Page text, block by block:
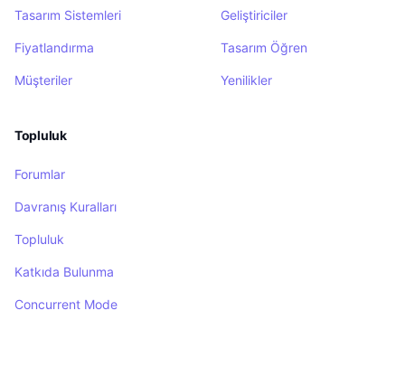
Tasarım Sistemleri
Fiyatlandırma
Müşteriler
Geliştiriciler
Tasarım Öğren
Yenilikler
Topluluk
Forumlar
Davranış Kuralları
Topluluk
Katkıda Bulunma
Concurrent Mode